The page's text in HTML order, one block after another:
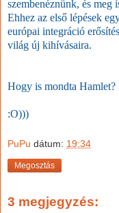
szembenéznünk, és meg
Ehhez az első lépések
európai integráció
világ új kihívásaira.
Hogy is mondta Hamlet?
:O)))
PuPu dátum: 19:34
Megosztás
3 megjegyzés: